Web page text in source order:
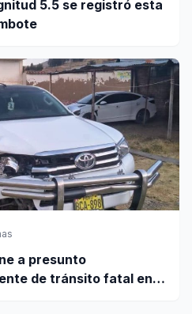
5.5 se registró esta
a presunto
de tránsito fatal en